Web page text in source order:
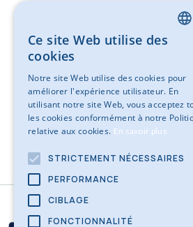
bescherming van de
Verwerking
(iii) de Europese
Ce site Web utilise des
cookies
Notre site Web utilise des cookies pour
améliorer l'expérience utilisateur. En
utilisant notre site Web, vous acceptez
les cookies conformément à notre
relative aux cookies. En savoir plus
STRICTEMENT NÉCESSAIRES
PERFORMANCE
CIBLAGE
FONCTIONNALITÉ